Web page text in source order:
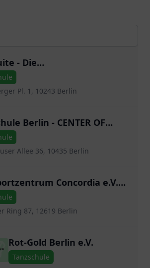
- Die
Pl. 1, 10243 Berlin
Berlin - CENTER OF
Allee 36, 10435 Berlin
Concordia e.V.
Ring 87, 12619 Berlin
Rot-Gold Berlin e.V.
Tanzschule